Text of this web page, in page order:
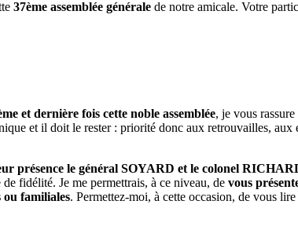
37ème assemblée générale de notre amicale. Votre
et dernière fois cette noble assemblée, je vous
et il doit le rester : priorité donc aux retrouvailles, aux
présence le général SOYARD et le colonel
fidélité. Je me permettrais, à ce niveau, de vous
ou familiales. Permettez-moi, à cette occasion, de vous